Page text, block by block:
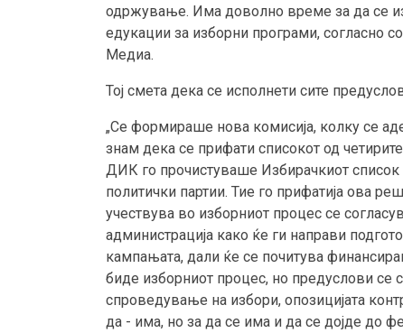
одржување. Има доволно време за да се
едукации за изборни програми, согласно
Медиа.
Тој смета дека се исполнети сите
„Се формираше нова комисија, колку се
знам дека се прифати списокот од
ДИК го прочистуваше Избирачкиот список
политички партии. Тие го прифатија ова
учествува во изборниот процес се
администрација како ќе ги направи
кампањата, дали ќе се почитува
биде изборниот процес, но предуслови се
спроведување на избори, опозицијата
да - има, но за да се има и да се дојде до